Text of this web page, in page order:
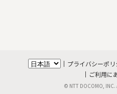
プライバシーポリ
ご利用に
© NTT DOCOMO, INC.